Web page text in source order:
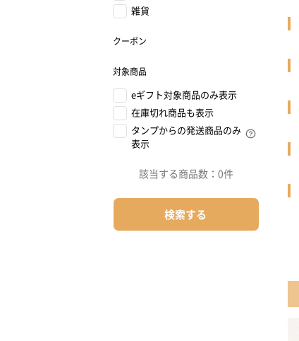
雑貨
クーポン
対象商品
eギフト対象商品のみ表示
在庫切れ商品も表示
タンプからの発送商品のみ
表示
該当する商品数： 0件
検索する